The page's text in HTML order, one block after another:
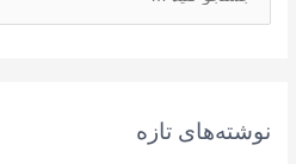
ی
نوشته‌های تازه